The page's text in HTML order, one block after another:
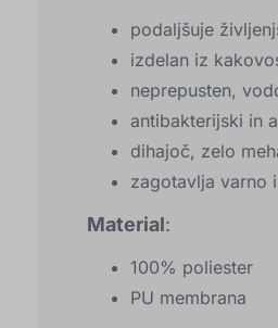
podaljšuje
izdelan iz
neprepusten,
antibakterijski in
dihajoč, zelo
zagotavlja varno
Material:
100% poliester
PU membrana